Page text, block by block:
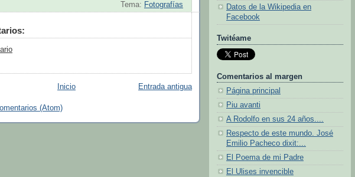
Tema: Fotografías
Entrada antigua
Inicio
(Atom)
Datos de la Wikipedia en
Facebook
Twitéame
Comentarios al margen
Página principal
Piu avanti
A Rodolfo en sus 24 años....
Respecto de este mundo. José
Emilio Pacheco dixit:...
El Poema de mi Padre
El Ulises invencible